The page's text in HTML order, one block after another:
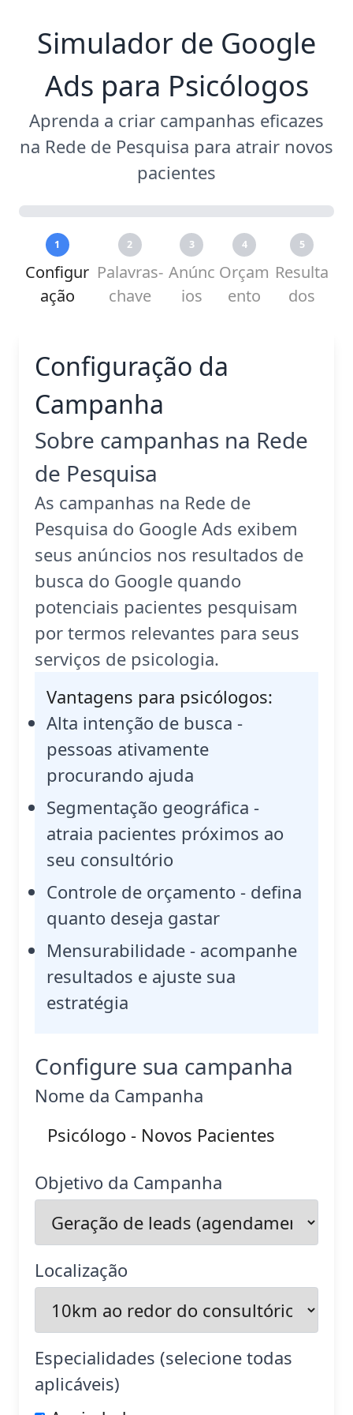
Simulador de Google
Ads para Psicólogos
Aprenda a criar campanhas eficazes
na Rede de Pesquisa para atrair novos
pacientes
1
Configur
ação
2
Palavras-
chave
3
Anúnc
ios
4
Orçam
ento
5
Resulta
dos
Configuração da
Campanha
Sobre campanhas na Rede
de Pesquisa
As campanhas na Rede de
Pesquisa do Google Ads exibem
seus anúncios nos resultados de
busca do Google quando
potenciais pacientes pesquisam
por termos relevantes para seus
serviços de psicologia.
Vantagens para psicólogos:
Alta intenção de busca -
pessoas ativamente
procurando ajuda
Segmentação geográfica -
atraia pacientes próximos ao
seu consultório
Controle de orçamento - defina
quanto deseja gastar
Mensurabilidade - acompanhe
resultados e ajuste sua
estratégia
Configure sua campanha
Nome da Campanha
Objetivo da Campanha
Localização
Especialidades (selecione todas
aplicáveis)